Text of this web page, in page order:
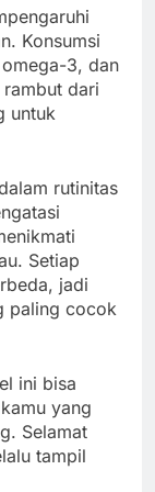
Konsumsi
3, dan
dari
untuk
rutinitas
Setiap
jadi
paling cocok
ini bisa
yang
Selamat
tampil